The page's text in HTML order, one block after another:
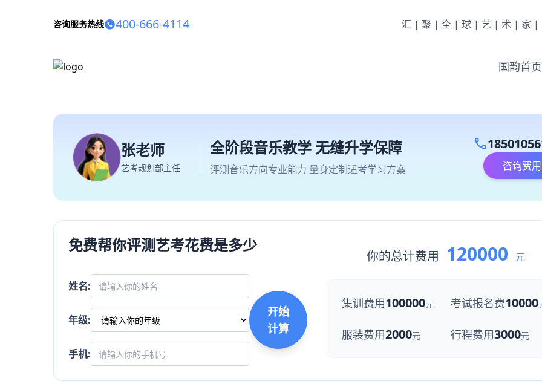
咨询服务热线 400-666-4114 汇|聚|全|球|艺|术|家|
国韵首页
张老师
艺考规划部主任
全阶段音乐教学 无缝升学保障
评测音乐方向专业能力 量身定制适考学习方案
call
咨询费用
免费帮你评测艺考花费是多少
姓名:
年级:
手机:
开始
计算
你的总计费用 120000 元
集训费用100000元 考试报名费10000
服装费用2000元 行程费用3000元